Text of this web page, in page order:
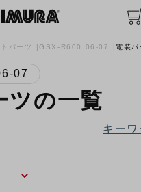
パーツ GSX-R600 06-07 電装パ
07
ツの一覧
キー